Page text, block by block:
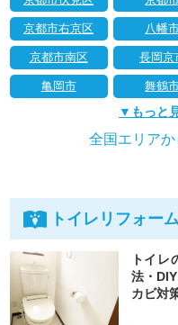
京都市右京区 八幡
京都市南区 長岡京
亀岡市 舞鶴
▼もっと
全国エリアか
トイレリフォー
トイレ
法・
カビ対